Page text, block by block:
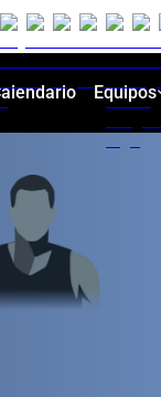
Equipos